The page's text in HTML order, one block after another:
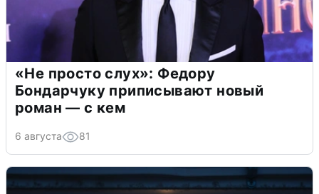
«Не просто слух»: Федору
Бондарчуку приписывают новый
роман — с кем
6 августа 81